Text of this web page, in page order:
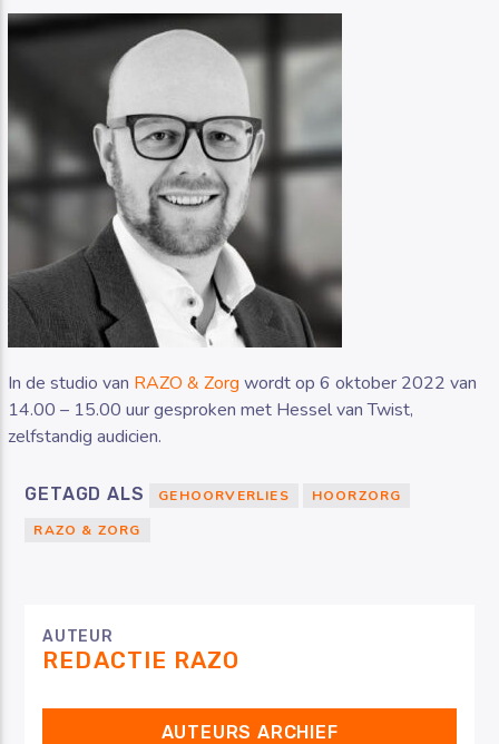
In de studio van RAZO & Zorg wordt op 6 oktober 2022 van
14.00 – 15.00 uur gesproken met Hessel van Twist,
zelfstandig audicien.
GETAGD ALS GEHOORVERLIES
HOORZORG
RAZO & ZORG
AUTEUR
REDACTIE RAZO
AUTEURS ARCHIEF